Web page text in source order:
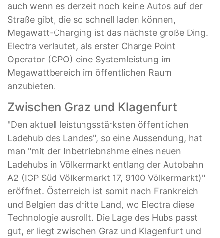
auch wenn es derzeit noch keine Autos auf der
Straße gibt, die so schnell laden können,
Megawatt-Charging ist das nächste große Ding.
Electra verlautet, als erster Charge Point
Operator (CPO) eine Systemleistung im
Megawattbereich im öffentlichen Raum
anzubieten.
Zwischen Graz und Klagenfurt
"Den aktuell leistungsstärksten öffentlichen
Ladehub des Landes", so eine Aussendung, hat
man "mit der Inbetriebnahme eines neuen
Ladehubs in Völkermarkt entlang der Autobahn
A2 (IGP Süd Völkermarkt 17, 9100 Völkermarkt)"
eröffnet. Österreich ist somit nach Frankreich
und Belgien das dritte Land, wo Electra diese
Technologie ausrollt. Die Lage des Hubs passt
gut, er liegt zwischen Graz und Klagenfurt und